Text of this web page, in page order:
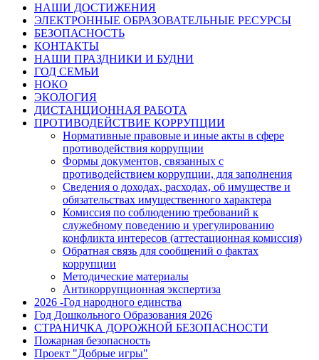
НАШИ ДОСТИЖЕНИЯ
ЭЛЕКТРОННЫЕ ОБРАЗОВАТЕЛЬНЫЕ РЕСУРСЫ
БЕЗОПАСНОСТЬ
КОНТАКТЫ
НАШИ ПРАЗДНИКИ И БУДНИ
ГОД СЕМЬИ
НОКО
ЭКОЛОГИЯ
ДИСТАНЦИОННАЯ РАБОТА
ПРОТИВОДЕЙСТВИЕ КОРРУПЦИИ
Нормативные правовые и иные акты в сфере
противодействия коррупции
Формы документов, связанных с
противодействием коррупции, для заполнения
Сведения о доходах, расходах, об имуществе и
обязательствах имущественного характера
Комиссия по соблюдению требований к
служебному поведению и урегулированию
конфликта интересов (аттестационная комиссия)
Обратная связь для сообщений о фактах
коррупции
Методические материалы
Антикоррупционная экспертиза
2026 -Год народного единства
Год Дошкольного Образования 2026
СТРАНИЧКА ДОРОЖНОЙ БЕЗОПАСНОСТИ
Пожарная безопасность
Проект "Добрые игры"